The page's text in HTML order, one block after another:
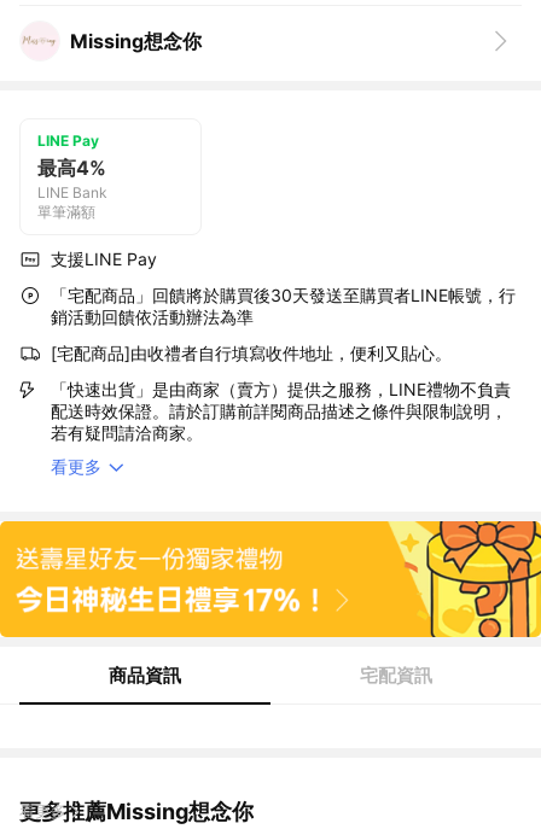
Missing想念你
LINE Pay
最高4%
LINE Bank
單筆滿額
支援LINE Pay
「宅配商品」回饋將於購買後30天發送至購買者LINE帳號，行
銷活動回饋依活動辦法為準
[宅配商品]由收禮者自行填寫收件地址，便利又貼心。
「快速出貨」是由商家（賣方）提供之服務，LINE禮物不負責
配送時效保證。請於訂購前詳閱商品描述之條件與限制說明，
若有疑問請洽商家。
看更多
商品資訊 宅配資訊
更多推薦Missing想念你
看更多